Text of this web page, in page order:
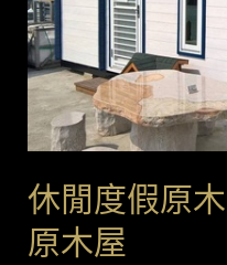
休閒度假原
原木屋
木
屋
系
Angel
原
木
屋